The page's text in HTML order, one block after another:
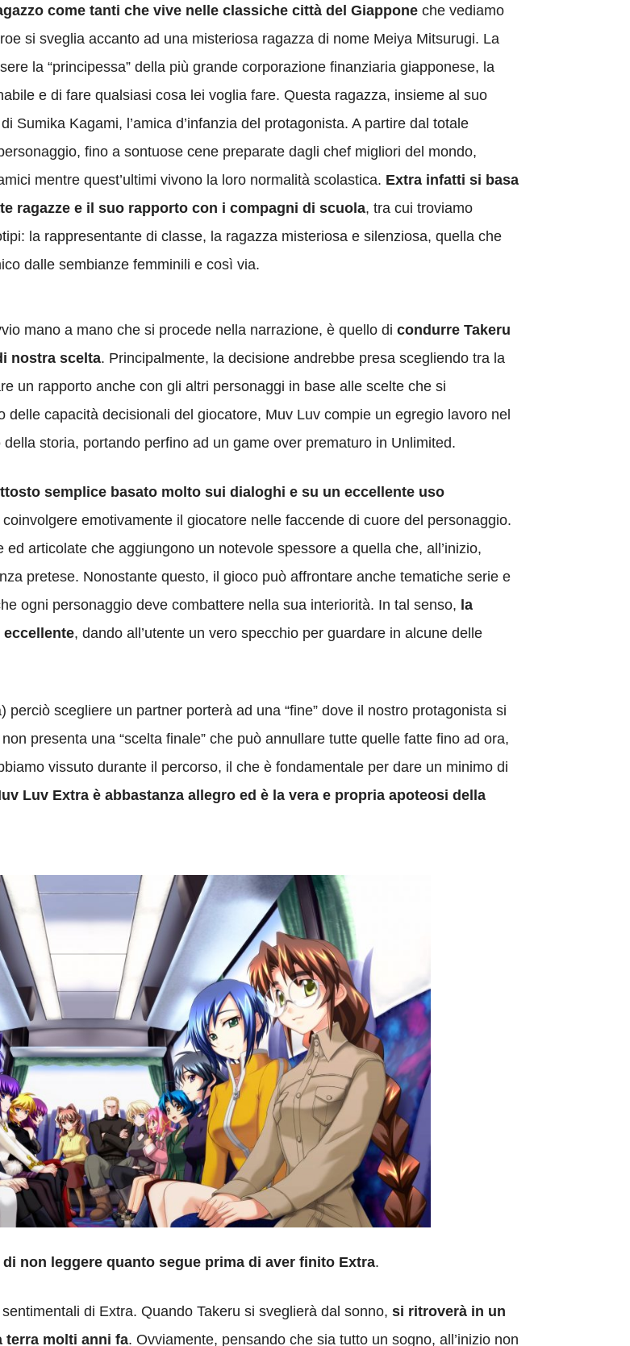
come tanti che vive nelle classiche città del Giappone che vediamo
si sveglia accanto ad una misteriosa ragazza di nome Meiya Mitsurugi. La
la “principessa” della più grande corporazione finanziaria giapponese, la
e di fare qualsiasi cosa lei voglia fare. Questa ragazza, insieme al suo
Sumika Kagami, l’amica d’infanzia del protagonista. A partire dal totale
fino a sontuose cene preparate dagli chef migliori del mondo,
mentre quest’ultimi vivono la loro normalità scolastica. Extra infatti si basa
ragazze e il suo rapporto con i compagni di scuola, tra cui troviamo
la rappresentante di classe, la ragazza misteriosa e silenziosa, quella che
dalle sembianze femminili e così via.
mano a mano che si procede nella narrazione, è quello di condurre Takeru
nostra scelta. Principalmente, la decisione andrebbe presa scegliendo tra la
un rapporto anche con gli altri personaggi in base alle scelte che si
capacità decisionali del giocatore, Muv Luv compie un egregio lavoro nel
storia, portando perfino ad un game over prematuro in Unlimited.
semplice basato molto sui dialoghi e su un eccellente uso
emotivamente il giocatore nelle faccende di cuore del personaggio.
articolate che aggiungono un notevole spessore a quella che, all’inizio,
pretese. Nonostante questo, il gioco può affrontare anche tematiche serie e
ogni personaggio deve combattere nella sua interiorità. In tal senso, la
, dando all’utente un vero specchio per guardare in alcune delle
scegliere un partner porterà ad una “fine” dove il nostro protagonista si
presenta una “scelta finale” che può annullare tutte quelle fatte fino ad ora,
vissuto durante il percorso, il che è fondamentale per dare un minimo di
Luv Extra è abbastanza allegro ed è la vera e propria apoteosi della
non leggere quanto segue prima di aver finito Extra.
di Extra. Quando Takeru si sveglierà dal sonno, si ritroverà in un
terra molti anni fa. Ovviamente, pensando che sia tutto un sogno, all’inizio non